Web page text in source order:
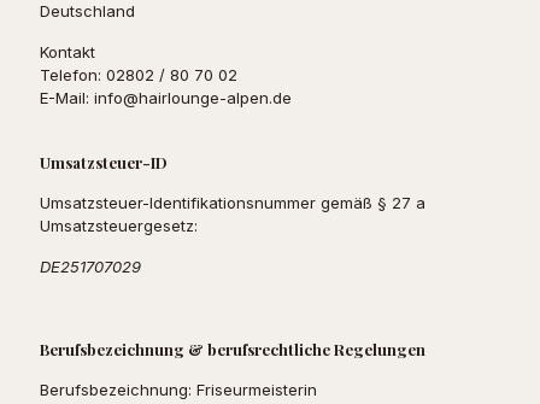
Deutschland
Kontakt
Telefon: 02802 / 80 70 02
E-Mail: info@hairlounge-alpen.de
Umsatzsteuer-ID
Umsatzsteuer-Identifikationsnummer gemäß § 27 a
Umsatzsteuergesetz:
DE251707029
Berufsbezeichnung & berufsrechtliche Regelungen
Berufsbezeichnung: Friseurmeisterin